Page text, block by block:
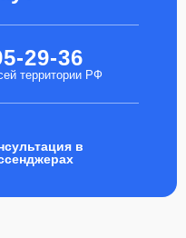
29-36
территории РФ
в